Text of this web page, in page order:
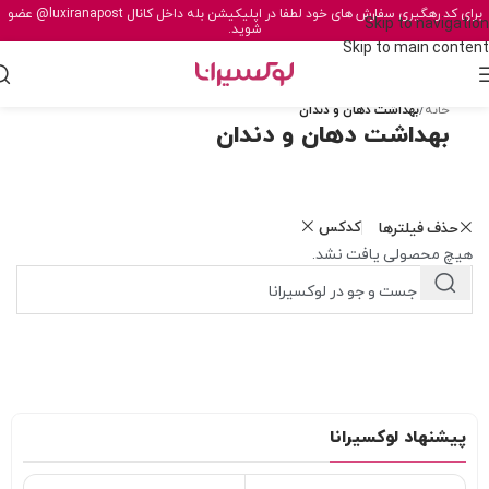
Skip to navigation
Skip to main content
برای کد رهگیری سفارش های خود لطفا در اپلیکیشن بله داخل کانال@luxiranapost عضو
شوید.
خانه/بهداشت دهان و دندان
بهداشت دهان و دندان
حذف فیلترها کدکس
هیچ محصولی یافت نشد.
پیشنهاد لوکسیرانا